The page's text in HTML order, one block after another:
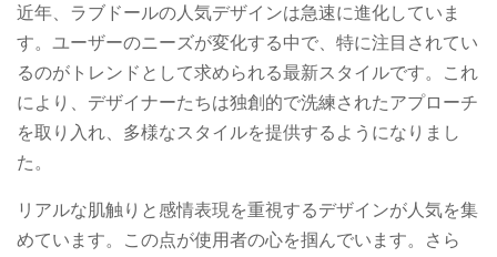
近年、ラブドールの人気デザインは急速に進化していま
す。ユーザーのニーズが変化する中で、特に注目されてい
るのがトレンドとして求められる最新スタイルです。これ
により、デザイナーたちは独創的で洗練されたアプローチ
を取り入れ、多様なスタイルを提供するようになりまし
た。
リアルな肌触りと感情表現を重視するデザインが人気を集
めています。この点が使用者の心を掴んでいます。さら